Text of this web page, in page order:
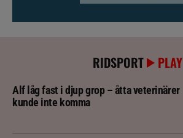
RIDSPORT PLAY
Alf låg fast i djup grop – åtta veterinärer
kunde inte komma